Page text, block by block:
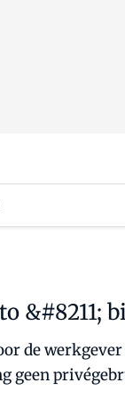
&#8211;
de
geen